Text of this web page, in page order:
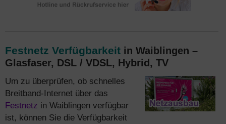
Festnetz Verfügbarkeit in Waiblingen –
Glasfaser, DSL / VDSL, Hybrid, TV
Um zu überprüfen, ob schnelles
Breitband-Internet über das
Festnetz in Waiblingen verfügbar
ist, können Sie die Verfügbarkeit